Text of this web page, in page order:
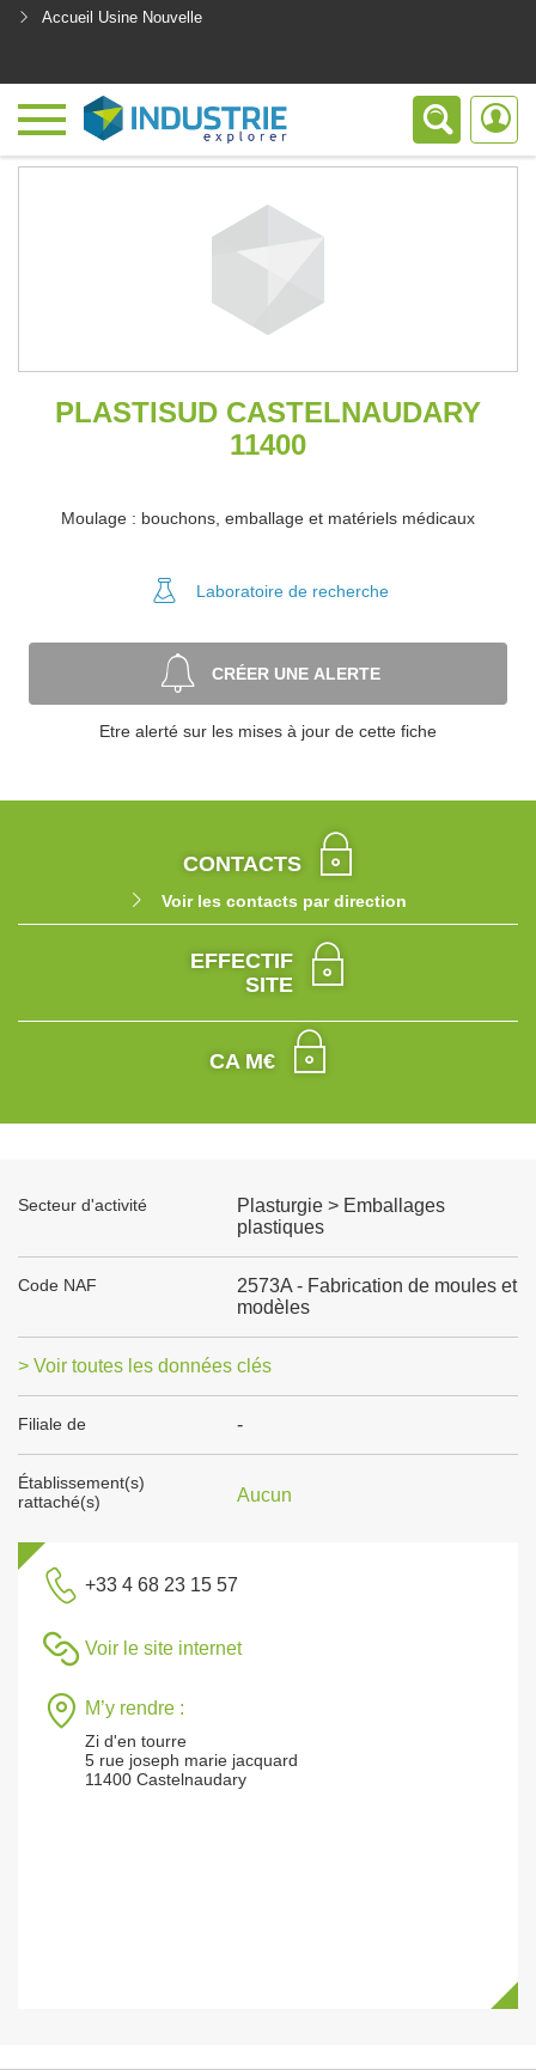
Accueil Usine Nouvelle
PLASTISUD CASTELNAUDARY
11400
Moulage : bouchons, emballage et matériels médicaux
Laboratoire de recherche
CRÉER UNE ALERTE
Etre alerté sur les mises à jour de cette fiche
CONTACTS
Voir les contacts par direction
EFFECTIF
SITE
CA M€
Secteur d'activité
Plasturgie > Emballages
plastiques
Code NAF
2573A - Fabrication de moules et
modèles
> Voir toutes les données clés
Filiale de -
Établissement(s)
rattaché(s)
Aucun
+33 4 68 23 15 57
Voir le site internet
M’y rendre :
Zi d'en tourre
5 rue joseph marie jacquard
11400 Castelnaudary